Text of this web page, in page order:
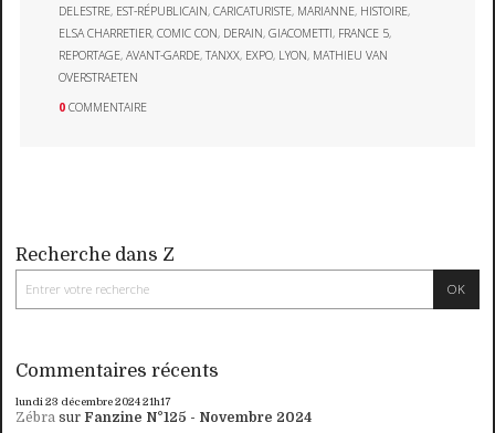
DELESTRE, EST-RÉPUBLICAIN,CARICATURISTE, MARIANNE, HISTOIRE,
ELSA CHARRETIER,COMIC CON, DERAIN,GIACOMETTI, FRANCE 5,
REPORTAGE,AVANT-GARDE,TANXX, EXPO, LYON, MATHIEU VAN
OVERSTRAETEN
0 COMMENTAIRE
Recherche dans Z
Commentaires récents
lundi 23 décembre 202421h17
Zébra sur Fanzine N°125 - Novembre 2024